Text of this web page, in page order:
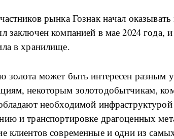
ры­н­ка Гознак на­чал
за­клю­чен ко­м­па­ни­ей в мае 2024 го­да,
в хра­ни­ли­ще.
зо­ло­та мо­жет быть ин­те­ре­сен раз­ным
не­ко­то­рым зо­ло­то­до­бы­т­чи­кам,
не­об­хо­ди­мой ин­фра­струк­ту­рой
и тран­с­пор­ти­ро­в­ке дра­го­цен­ных
кли­ен­тов со­вре­мен­ные и од­ни из